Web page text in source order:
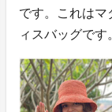
です。これはマ
ィスバッグです